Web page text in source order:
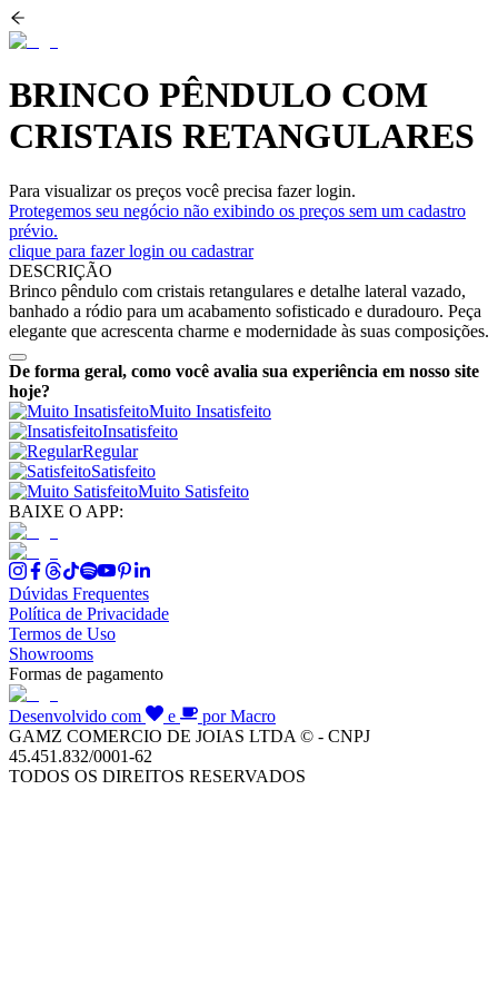
BRINCO PÊNDULO COM
CRISTAIS RETANGULARES
Para visualizar os preços você precisa fazer login.
Protegemos seu negócio não exibindo os preços sem um cadastro
prévio.
clique para fazer login ou cadastrar
DESCRIÇÃO
Brinco pêndulo com cristais retangulares e detalhe lateral vazado,
banhado a ródio para um acabamento sofisticado e duradouro. Peça
elegante que acrescenta charme e modernidade às suas composições.
De forma geral, como você avalia sua experiência em nosso site
hoje?
Muito Insatisfeito
Insatisfeito
Regular
Satisfeito
Muito Satisfeito
BAIXE O APP:
Dúvidas Frequentes
Política de Privacidade
Termos de Uso
Showrooms
Formas de pagamento
Desenvolvido com e
por Macro
GAMZ COMERCIO DE JOIAS LTDA © - CNPJ
45.451.832/0001-62
TODOS OS DIREITOS RESERVADOS